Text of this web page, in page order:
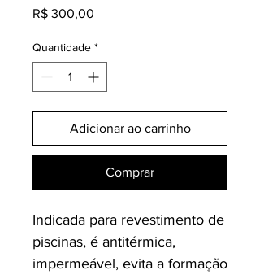
R$ 300,00
Quantidade *
Adicionar ao carrinho
Comprar
Indicada para revestimento de
piscinas, é antitérmica,
impermeável, evita a formação